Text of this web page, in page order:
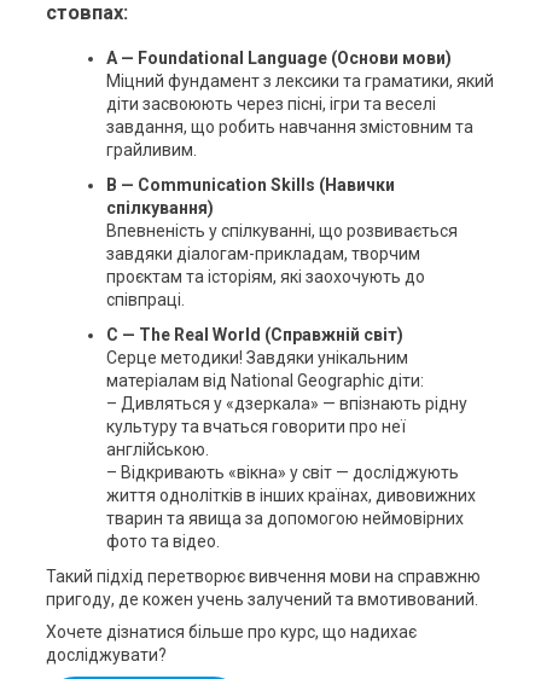
стовпах:
A — Foundational Language (Основи мови)
Міцний фундамент з лексики та граматики, який
діти засвоюють через пісні, ігри та веселі
завдання, що робить навчання змістовним та
грайливим.
B — Communication Skills (Навички
спілкування)
Впевненість у спілкуванні, що розвивається
завдяки діалогам-прикладам, творчим
проєктам та історіям, які заохочують до
співпраці.
C — The Real World (Справжній світ)
Серце методики! Завдяки унікальним
матеріалам від National Geographic діти:
– Дивляться у «дзеркала» — впізнають рідну
культуру та вчаться говорити про неї
англійською.
– Відкривають «вікна» у світ — досліджують
життя однолітків в інших країнах, дивовижних
тварин та явища за допомогою неймовірних
фото та відео.
Такий підхід перетворює вивчення мови на справжню
пригоду, де кожен учень залучений та вмотивований.
Хочете дізнатися більше про курс, що надихає
досліджувати?